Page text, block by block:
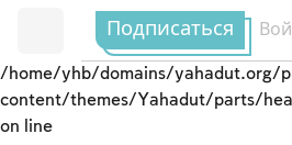
Подписаться
/home/yhb/domains/yahadut.org/
content/themes/Yahadut/parts/
on line